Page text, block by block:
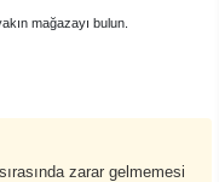
mağazayı bulun.
zarar gelmemesi